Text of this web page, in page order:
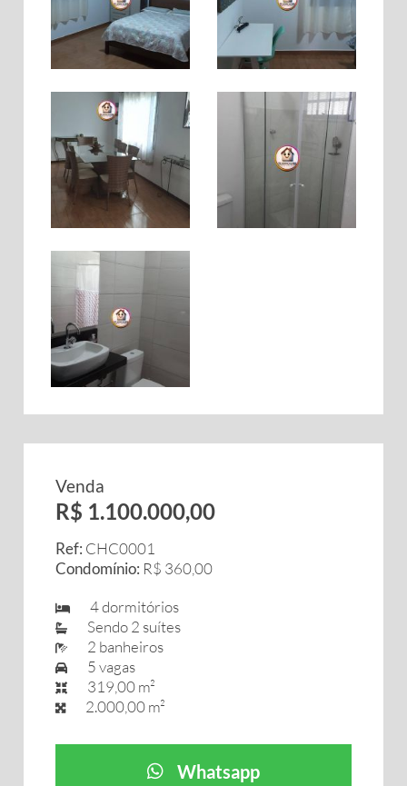
Venda
R$ 1.100.000,00
Ref: CHC0001
Condomínio: R$ 360,00
4 dormitórios
Sendo 2 suítes
2 banheiros
5 vagas
319,00 m²
2.000,00 m²
Whatsapp